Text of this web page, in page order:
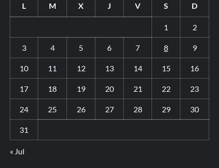
L M X J V S D
1 2
3 4 5 6 7 8 9
10 11 12 13 14 15 16
17 18 19 20 21 22 23
24 25 26 27 28 29 30
31
« Jul